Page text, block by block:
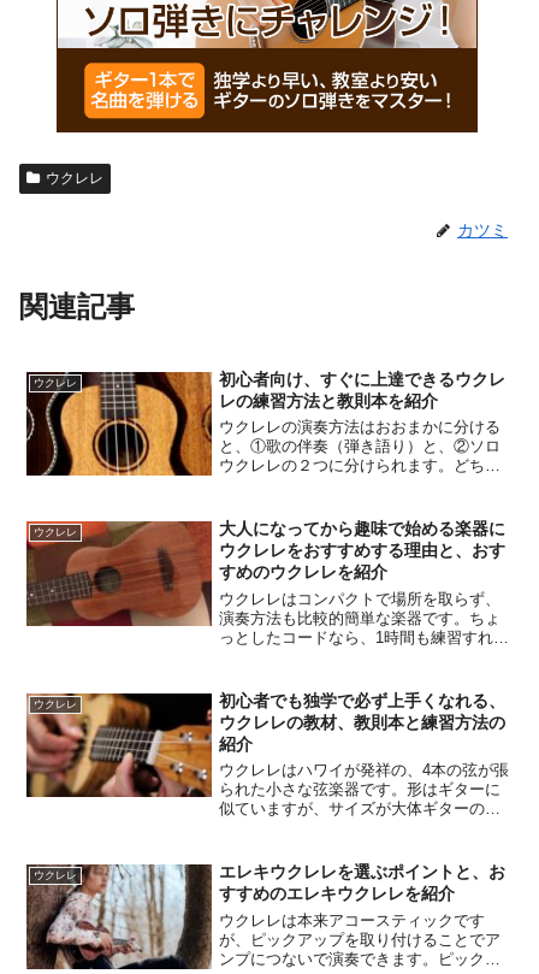
ウクレレ
カツミ
関連記事
ウクレレ
初心者向け、すぐに上達できるウクレ
レの練習方法と教則本を紹介
ウクレレの演奏方法はおおまかに分ける
と、①歌の伴奏（弾き語り）と、②ソロ
ウクレレの２つに分けられます。どちら
て、右手でジャランと鳴らし、それに合
わせて歌うだけです。ウクレレは弦が柔
らかくて押さえやすいので、コードの形
を覚えるだけでいろいろな曲が弾けるよ
うになります。まずは簡単そうな曲を選
んで弾き語りの練習をしてみましょう。
ウクレレ
大人になってから趣味で始める楽器に
ウクレレをおすすめする理由と、おす
すめのウクレレを紹介
ウクレレはコンパクトで場所を取らず、
演奏方法も比較的簡単な楽器です。ちょ
っとしたコードなら、1時間も練習すれば
か、ソロ楽器として使用することもでき
ます。1人で弾いてもバンドの中で演奏し
ても楽しい楽器です。また、流通してい
る楽器の数が多く、ネットショップなど
でも購入しやすいです。価格はピンキリ
ですが、最近は安いものでも良い楽器が
多いので気軽に始めることができます。
ウクレレ
初心者でも独学で必ず上手くなれる、
ウクレレの教材、教則本と練習方法の
紹介
ウクレレはハワイが発祥の、4本の弦が張
られた小さな弦楽器です。形はギターに
似ていますが、サイズが大体ギターの半
音の弦を張るところに高い音の弦を張
る）なので、どんな曲を弾いてもハワイ
アンの”のんびりとした”サウンドになって
しまうのがウクレレの面白いところで
す。弾き語りに最適の楽器ですが、メロ
ディを弾いたり、ソロ楽器としても使い
ウクレレ
エレキウクレレを選ぶポイントと、お
すすめのエレキウクレレを紹介
ウクレレは本来アコースティックです
が、ピックアップを取り付けることでア
ンプにつないで演奏できます。ピックア